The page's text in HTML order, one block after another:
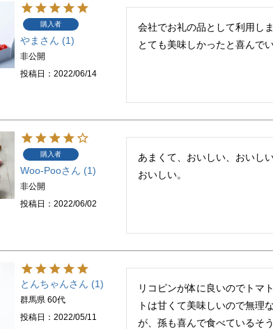
購入者
やま 1
非公開
投稿日
2022/06/14
会社でお礼の品として利用し
とても美味しかったと喜んで
購入者
Woo-Poo 1
非公開
投稿日
2022/06/02
あまくて、おいしい、おいし
おいしい。
とんちゃん 1
群馬県 60代
投稿日
2022/05/11
リコピンが体に良いのでトマ
トは甘くて美味しいので無理
が、孫も喜んで食べているそ